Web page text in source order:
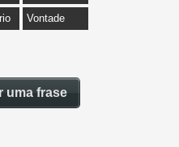
Vontade
uma frase